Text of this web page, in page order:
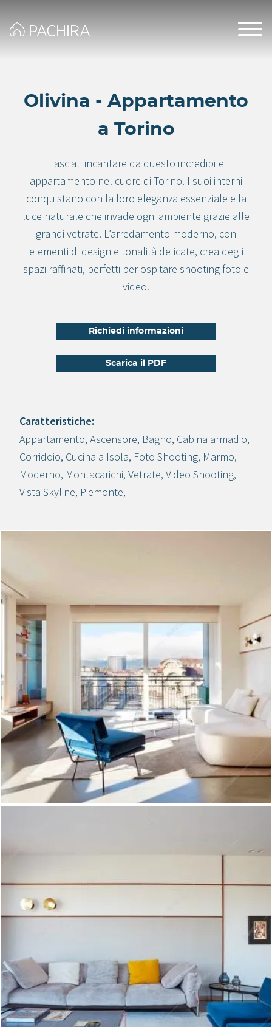
Olivina - Appartamento
a Torino
Lasciati incantare da questo incredibile
appartamento nel cuore di Torino. I suoi interni
conquistano con la loro eleganza essenziale e la
luce naturale che invade ogni ambiente grazie alle
grandi vetrate. L’arredamento moderno, con
elementi di design e tonalità delicate, crea degli
spazi raffinati, perfetti per ospitare shooting foto e
video.
Richiedi informazioni
Scarica il PDF
Crea progetto
Caratteristiche:
Appartamento, Ascensore, Bagno, Cabina armadio,
Corridoio, Cucina a Isola, Foto Shooting, Marmo,
Moderno, Montacarichi, Vetrate, Video Shooting,
Vista Skyline, Piemonte,